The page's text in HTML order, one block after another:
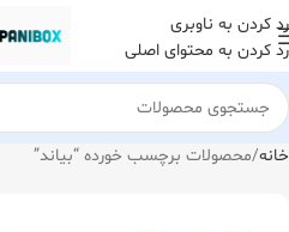
رد کردن به ناوبری
رد کردن به محتوای اصلی
خانه محصولات برچسب خورده “بیاند”